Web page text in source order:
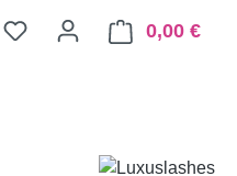
0,00 €